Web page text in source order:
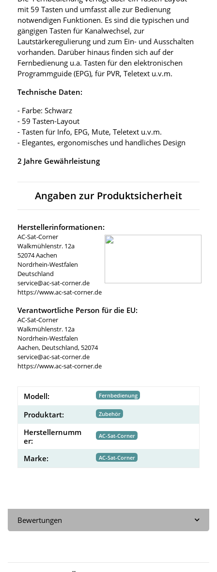
mit 59 Tasten und umfasst alle zur Bedienung
notwendigen Funktionen. Es sind die typischen und
gängigen Tasten für Kanalwechsel, zur
Lautstärkeregulierung und zum Ein- und Ausschalten
vorhanden. Darüber hinaus finden sich auf der
Fernbedienung u.a. Tasten für den elektronischen
Programmguide (EPG), für PVR, Teletext u.v.m.
Technische Daten:
- Farbe: Schwarz
- 59 Tasten-Layout
- Tasten für Info, EPG, Mute, Teletext u.v.m.
- Elegantes, ergonomisches und handliches Design
2 Jahre Gewährleistung
Angaben zur Produktsicherheit
Herstellerinformationen:
AC-Sat-Corner
Walkmühlenstr. 12a
52074 Aachen
Nordrhein-Westfalen
Deutschland
service@ac-sat-corner.de
https://www.ac-sat-corner.de
Verantwortliche Person für die EU:
AC-Sat-Corner
Walkmühlenstr. 12a
Nordrhein-Westfalen
Aachen, Deutschland, 52074
service@ac-sat-corner.de
https://www.ac-sat-corner.de
Modell: Fernbedienung
Produktart: Zubehör
Herstellernumm
er:
AC-Sat-Corner
Marke: AC-Sat-Corner
Bewertungen